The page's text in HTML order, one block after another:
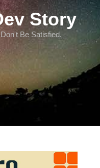
Story
Be Satisfied.